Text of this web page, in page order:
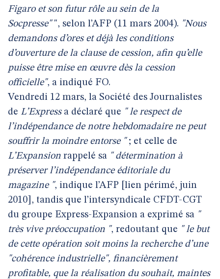
Figaro et son futur rôle au sein de la
Socpresse"", selon l’AFP (11 mars 2004). "Nous
demandons d’ores et déjà les conditions
d’ouverture de la clause de cession, afin qu’elle
puisse être mise en œuvre dès la cession
officielle", a indiqué FO.
Vendredi 12 mars, la Société des Journalistes
de L’Expressa déclaré que " le respect de
l’indépendance de notre hebdomadaire ne peut
souffrir la moindre entorse "; et celle de
L’Expansion rappelé sa " détermination à
préserver l’indépendance éditoriale du
magazine ", indique l’AFP [lien périmé, juin
2010], tandis que l’intersyndicale CFDT-CGT
du groupe Express-Expansion a exprimé sa "
très vive préoccupation ", redoutant que " le but
de cette opération soit moins la recherche d’une
"cohérence industrielle", financièrement
profitable, que la réalisation du souhait, maintes